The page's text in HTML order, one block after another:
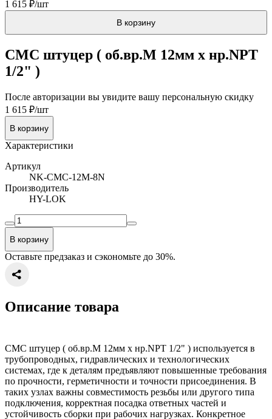
1 615 ₽/шт
В корзину
CMC штуцер ( об.вр.М 12мм x нр.NPT
1/2" )
После авторизации вы увидите вашу персональную скидку
1 615 ₽/шт
В корзину
Характеристики
Артикул
NK-CMC-12M-8N
Производитель
HY-LOK
В корзину
Оставьте предзаказ и сэкономьте до 30%.
Описание товара
CMC штуцер ( об.вр.М 12мм x нр.NPT 1/2" ) используется в
трубопроводных, гидравлических и технологических
системах, где к деталям предъявляют повышенные требования
по прочности, герметичности и точности присоединения. В
таких узлах важны совместимость резьбы или другого типа
подключения, корректная посадка ответных частей и
устойчивость сборки при рабочих нагрузках. Конкретное